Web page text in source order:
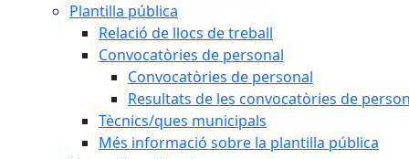
Plantilla pública
Relació de llocs de treball
Convocatòries de personal
Convocatòries de personal
Resultats de les convocatòries de
Tècnics/ques municipals
Més informació sobre la plantilla pública